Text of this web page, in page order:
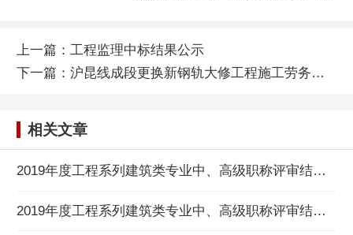
上一篇： 工程监理中标结果公示
下一篇： 沪昆线成段更换新钢轨大修工程施工劳务单价承包
相关文章
2019年度工程系列建筑类专业中、高级职称评审结果公示
2019年度工程系列建筑类专业中、高级职称评审结果公示